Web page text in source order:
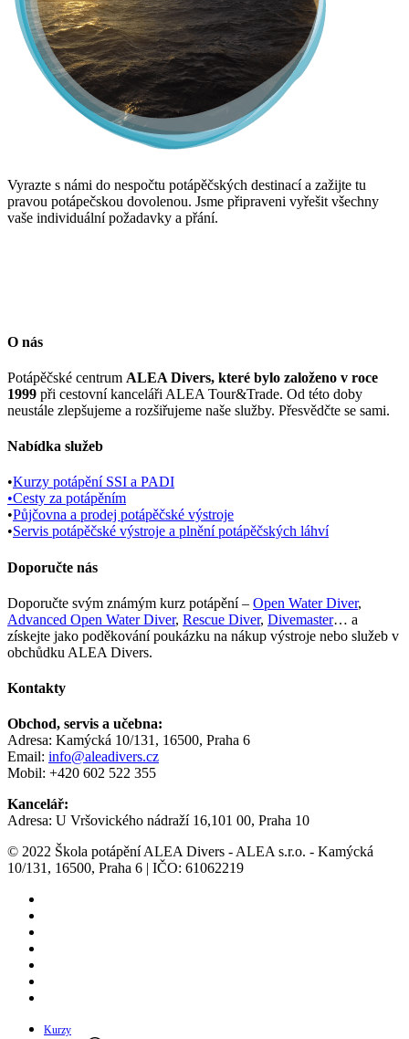
Vyrazte s námi do nespočtu potápěčských destinací a zažijte tu
pravou potápečskou dovolenou. Jsme připraveni vyřešit všechny
vaše individuální požadavky a přání.
O nás
Potápěčské centrum ALEA Divers, které bylo založeno v roce
1999 při cestovní kanceláři ALEA Tour&Trade. Od této doby
neustále zlepšujeme a rozšiřujeme naše služby. Přesvědčte se sami.
Nabídka služeb
•Kurzy potápění SSI a PADI
•Cesty za potápěním
•Půjčovna a prodej potápěčské výstroje
•Servis potápěčské výstroje a plnění potápěčských láhví
Doporučte nás
Doporučte svým známým kurz potápění – Open Water Diver,
Advanced Open Water Diver, Rescue Diver, Divemaster… a
získejte jako poděkování poukázku na nákup výstroje nebo služeb v
obchůdku ALEA Divers.
Kontakty
Obchod, servis a učebna:
Adresa: Kamýcká 10/131, 16500, Praha 6
Email: info@aleadivers.cz
Mobil: +420 602 522 355
Kancelář:
Adresa: U Vršovického nádraží 16,101 00, Praha 10
© 2022 Škola potápění ALEA Divers - ALEA s.r.o. - Kamýcká
10/131, 16500, Praha 6 | IČO: 61062219
Close
Kurzy